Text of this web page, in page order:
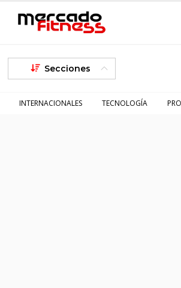
Secciones
INTERNACIONALES TECNOLOGÍA